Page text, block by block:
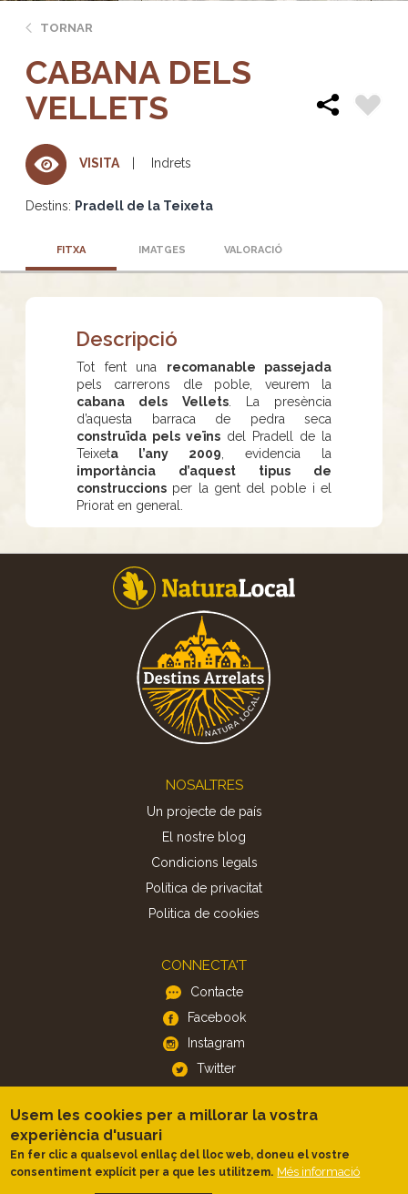
TORNAR
CABANA DELS
VELLETS
VISITA Indrets
Destins: Pradell de la Teixeta
FITXA IMATGES VALORACIÓ
Descripció
Tot fent una recomanable passejada
pels carrerons dle poble, veurem la
cabana dels Vellets. La presència
d’aquesta barraca de pedra seca
construïda pels veïns del Pradell de la
Teixeta l’any 2009 , evidencia la
importància d’aquest tipus de
construccions per la gent del poble i el
Priorat en general.
NOSALTRES
Un projecte de país
El nostre blog
Condicions legals
Política de privacitat
Politica de cookies
CONNECTA'T
Contacte
Facebook
Instagram
Twitter
APP
iOS
Android
Usem les cookies per a millorar la vostra
experiència d'usuari
En fer clic a qualsevol enllaç del lloc web, doneu el vostre
consentiment explícit per a que les utilitzem. Més informació